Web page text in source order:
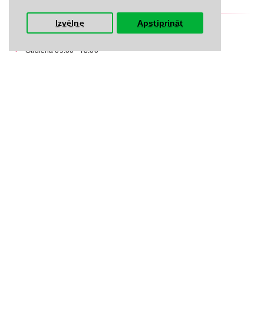
Izvēlne Apstiprināt
Pirmdiena 09:00 - 18:00
Otrdiena 09:00 - 18:00